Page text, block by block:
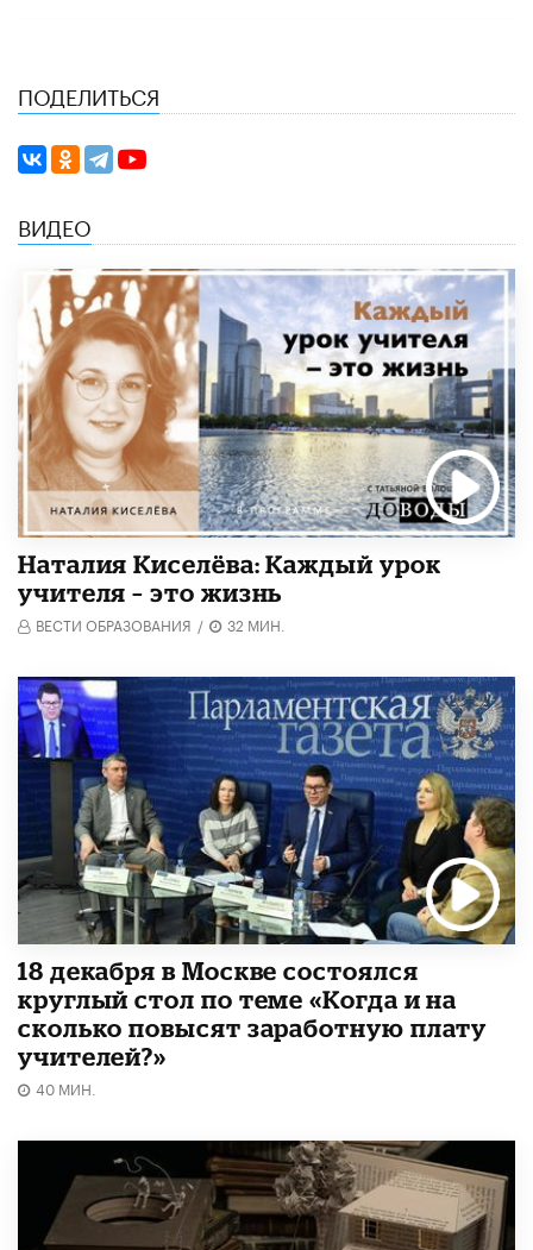
ПОДЕЛИТЬСЯ
ВИДЕО
Наталия Киселёва: Каждый урок
учителя – это жизнь
ВЕСТИ ОБРАЗОВАНИЯ / 32 МИН.
18 декабря в Москве состоялся
круглый стол по теме «Когда и на
сколько повысят заработную плату
учителей?»
40 МИН.